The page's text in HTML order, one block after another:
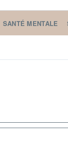
SANTÉ MENTALE